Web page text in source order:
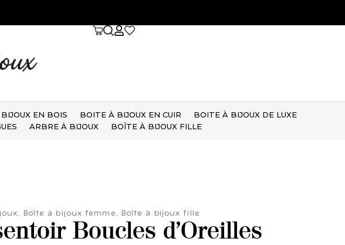
EN BOIS BOITE À BIJOUX EN CUIR
BOITE À BIJOUX DE LUXE
ARBRE À BIJOUX BOÎTE À BIJOUX FILLE
, Boîte à bijoux femme , Boîte à bijoux fille
Boucles d’Oreilles